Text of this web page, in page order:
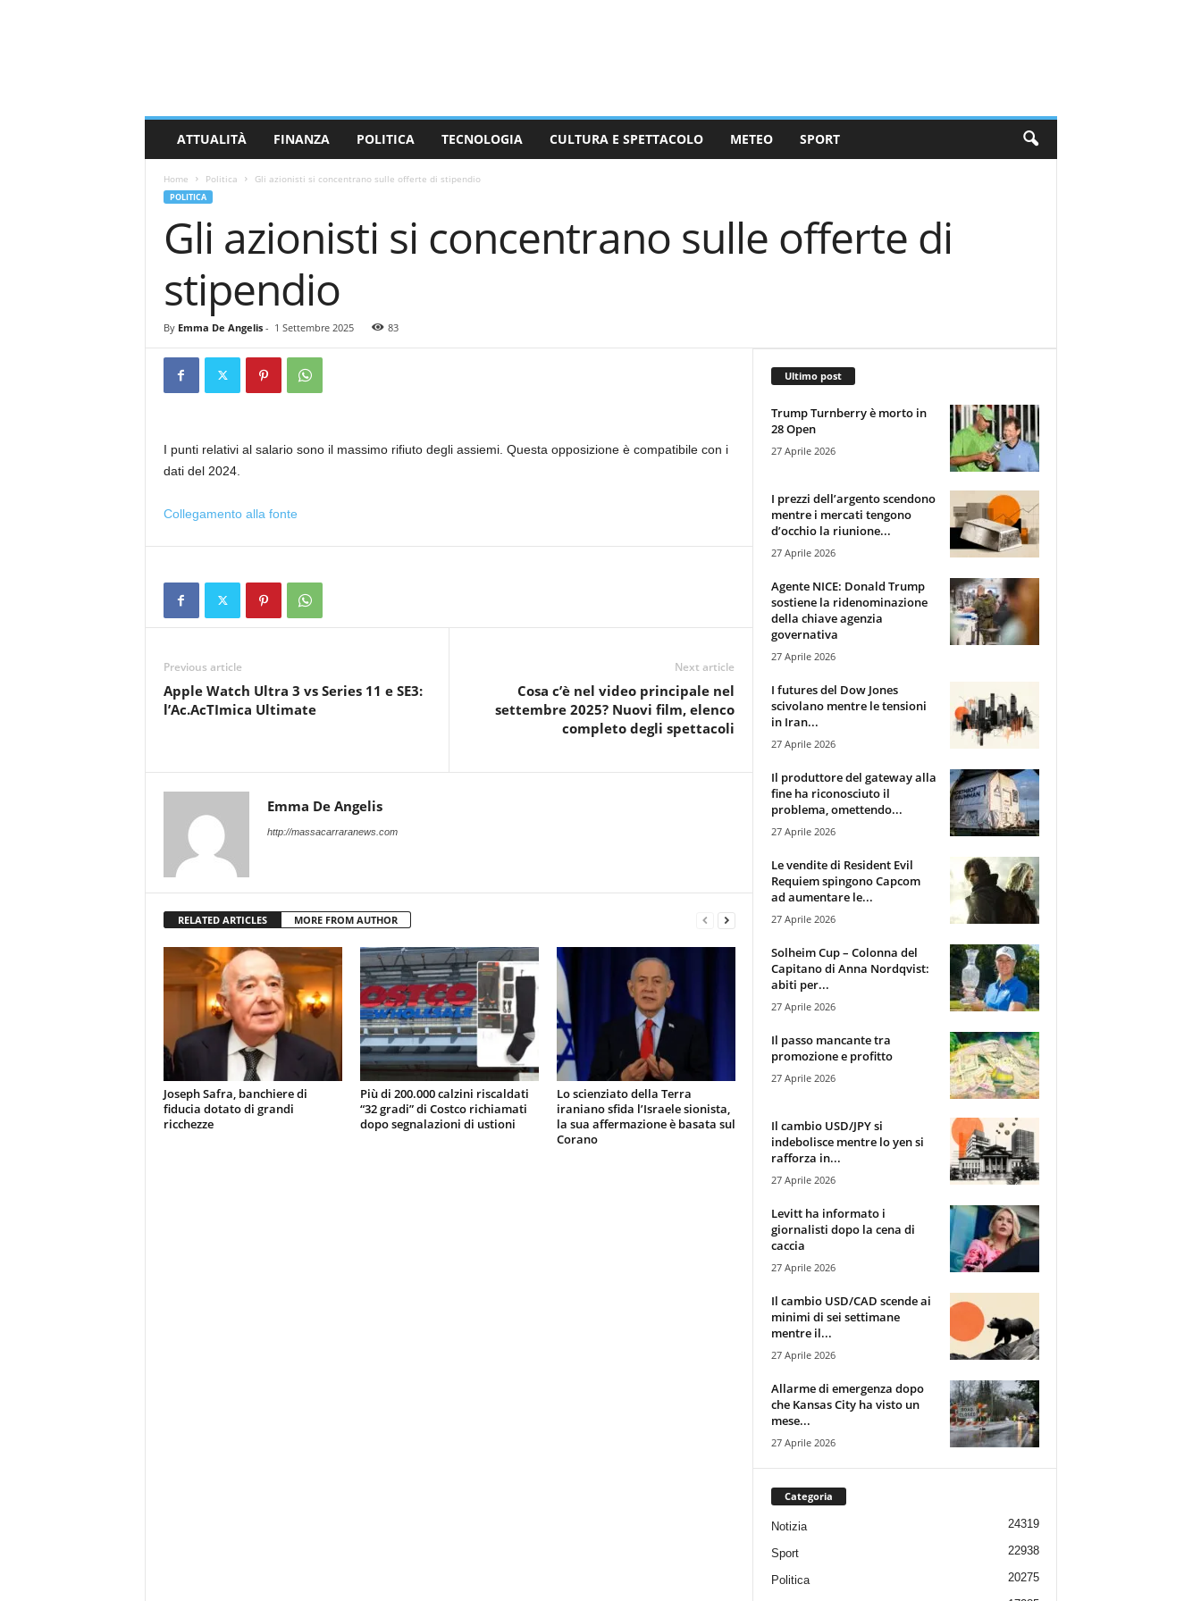
ATTUALITÀ FINANZA POLITICA TECNOLOGIA CULTURA E SPETTACOLO METEO SPORT
Home Politica Gli azionisti si concentrano sulle offerte di stipendio
POLITICA
Gli azionisti si concentrano sulle offerte di
stipendio
By Emma De Angelis- 1 Settembre 2025 83
I punti relativi al salario sono il massimo rifiuto degli assiemi. Questa opposizione è compatibile con i
dati del 2024.
Collegamento alla fonte
Previous article
Apple Watch Ultra 3 vs Series 11 e SE3:
l’Ac.AcTImica Ultimate
Next article
Cosa c’è nel video principale nel
settembre 2025? Nuovi film, elenco
completo degli spettacoli
Emma De Angelis
http://massacarraranews.com
RELATED ARTICLES MORE FROM AUTHOR
Joseph Safra, banchiere di
fiducia dotato di grandi
ricchezze
Più di 200.000 calzini riscaldati
“32 gradi” di Costco richiamati
dopo segnalazioni di ustioni
Lo scienziato della Terra
iraniano sfida l’Israele sionista,
la sua affermazione è basata sul
Corano
Ultimo post
Trump Turnberry è morto in
28 Open
27 Aprile 2026
I prezzi dell’argento scendono
mentre i mercati tengono
d’occhio la riunione...
27 Aprile 2026
Agente NICE: Donald Trump
sostiene la ridenominazione
della chiave agenzia
governativa
27 Aprile 2026
I futures del Dow Jones
scivolano mentre le tensioni
in Iran...
27 Aprile 2026
Il produttore del gateway alla
fine ha riconosciuto il
problema, omettendo...
27 Aprile 2026
Le vendite di Resident Evil
Requiem spingono Capcom
ad aumentare le...
27 Aprile 2026
Solheim Cup – Colonna del
Capitano di Anna Nordqvist:
abiti per...
27 Aprile 2026
Il passo mancante tra
promozione e profitto
27 Aprile 2026
Il cambio USD/JPY si
indebolisce mentre lo yen si
rafforza in...
27 Aprile 2026
Levitt ha informato i
giornalisti dopo la cena di
caccia
27 Aprile 2026
Il cambio USD/CAD scende ai
minimi di sei settimane
mentre il...
27 Aprile 2026
Allarme di emergenza dopo
che Kansas City ha visto un
mese...
27 Aprile 2026
Categoria
Notizia 24319
Sport 22938
Politica 20275